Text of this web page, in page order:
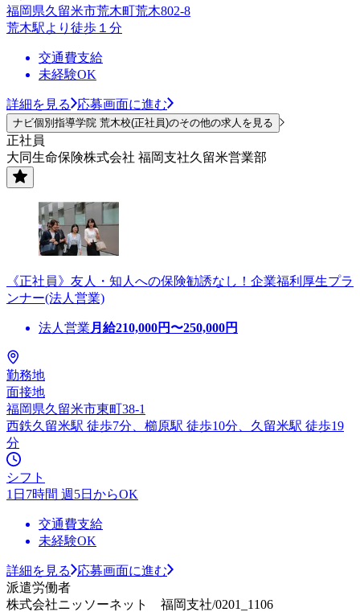
福岡県久留米市荒木町荒木802-8
荒木駅より徒歩１分
交通費支給
未経験OK
詳細を見る 応募画面に進む
ナビ個別指導学院 荒木校(正社員)のその他の求人を見る
正社員
大同生命保険株式会社 福岡支社久留米営業部
《正社員》友人・知人への保険勧誘なし！企業福利厚生プラ
ンナー(法人営業)
法人営業 月給210,000円〜250,000円
勤務地
面接地
福岡県久留米市東町38-1
西鉄久留米駅 徒歩7分、櫛原駅 徒歩10分、久留米駅 徒歩19
分
シフト
1日7時間 週5日からOK
交通費支給
未経験OK
詳細を見る
応募画面に進む
派遣労働者
株式会社ニッソーネット 福岡支社/0201_1106